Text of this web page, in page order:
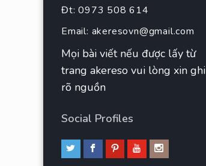
Đt: 0973 508 614
Email: akeresovn@gmail.com
Mọi bài viết nếu được lấy từ
trang akereso vui lòng xin ghi
rõ nguồn
Social Profiles